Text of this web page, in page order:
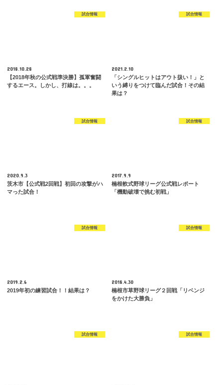
試合情報
2018.10.28
【2018年秋の公式戦準決勝】孤軍奮闘
するエース。しかし、打線は。。。
試合情報
2021.2.10
「シングルヒットはアウト扱い！」と
いう縛りをつけて臨んだ試合！その結
果は？
試合情報
2020.9.3
茨木市【公式戦2回戦】初回の攻撃がハ
マった試合！
試合情報
2017.9.9
楠根軟式野球リーグ公式戦レポート
「機動破壊で挑む初戦」
試合情報
2019.2.6
2019年初の練習試合！！結果は？
試合情報
2018.4.30
楠根市草野球リーグ２回戦「リベンジ
をかけた大勝負」
試合情報 試合情報